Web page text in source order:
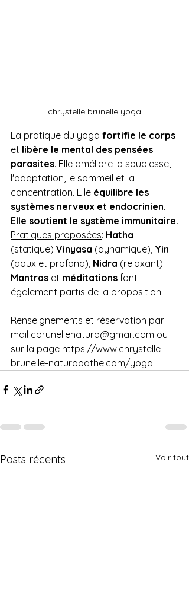
chrystelle brunelle yoga
La pratique du yoga fortifie le corps
et libère le mental des pensées
parasites. Elle améliore la souplesse,
l'adaptation, le sommeil et la
concentration. Elle équilibre les
systèmes nerveux et endocrinien.
Elle soutient le système immunitaire.
Pratiques proposées: Hatha
(statique) Vinyasa (dynamique), Yin
(doux et profond), Nidra (relaxant).
Mantras et méditations font
également partis de la proposition.
Renseignements et réservation par
mail cbrunellenaturo@gmail.com ou
sur la page https://www.chrystelle-
brunelle-naturopathe.com/yoga
Posts récents Voir tout